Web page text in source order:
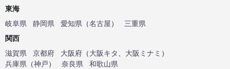
東海
岐阜県
静岡県 愛知県 （名古屋）
三重県
関西
滋賀県
京都府 大阪府 （大阪キタ 大阪ミナミ ）
兵庫県 （神戸） 奈良県
和歌山県